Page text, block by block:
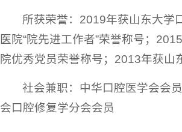
所获荣誉：2019年获山东大学
医院“院先进工作者”荣誉称号；
院优秀党员荣誉称号；2013年获山
社会兼职：中华口腔医学会会
会口腔修复学分会会员